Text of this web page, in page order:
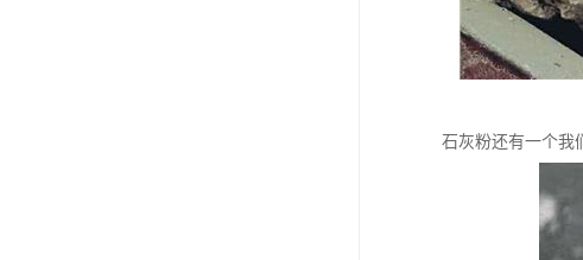
石灰粉还有一个我